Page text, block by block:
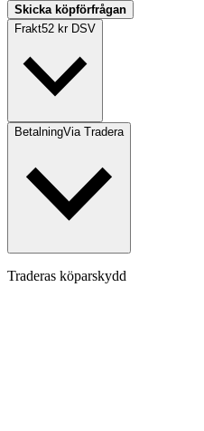
Skicka köpförfrågan
Frakt52 kr DSV
BetalningVia Tradera
Traderas köparskydd